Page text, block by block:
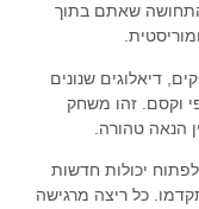
שאתם בתוך
דיאלוגים שנונים
וקסם. זהו משחק
הנאה טהורה.
יכולות חדשות
כל ריצה מרגישה